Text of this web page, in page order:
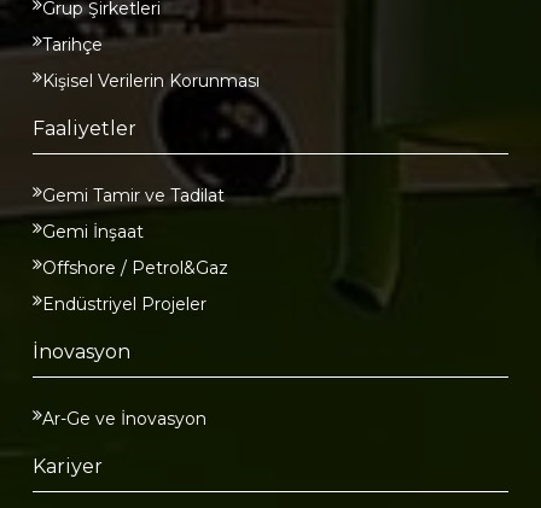
Grup Şirketleri
Tarihçe
Kişisel Verilerin Korunması
Faaliyetler
Gemi Tamir ve Tadilat
Gemi İnşaat
Offshore / Petrol&Gaz
Endüstriyel Projeler
İnovasyon
Ar-Ge ve İnovasyon
Kariyer